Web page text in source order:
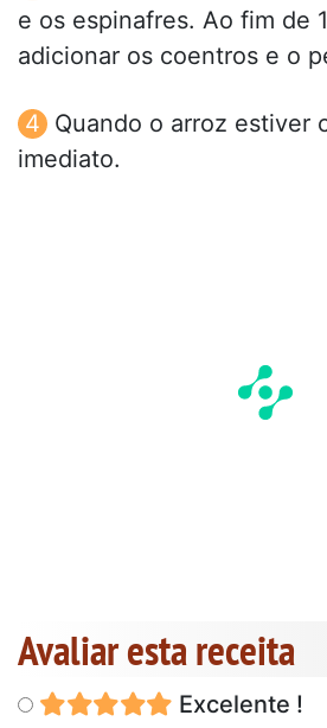
e os espinafres. Ao fim de
adicionar os coentros e o
Quando o arroz estiver
imediato.
Avaliar esta receita
Excelente !